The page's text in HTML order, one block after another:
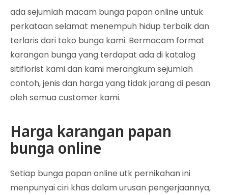
ada sejumlah macam bunga papan online untuk
perkataan selamat menempuh hidup terbaik dan
terlaris dari toko bunga kami. Bermacam format
karangan bunga yang terdapat ada di katalog
sitiflorist kami dan kami merangkum sejumlah
contoh, jenis dan harga yang tidak jarang di pesan
oleh semua customer kami.
Harga karangan papan
bunga online
Setiap bunga papan online utk pernikahan ini
menpunyai ciri khas dalam urusan pengerjaannya,